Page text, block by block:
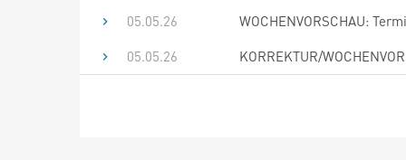
05.05.26
WOCHENVORSCHAU:
05.05.26
KORREKTUR/